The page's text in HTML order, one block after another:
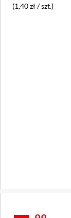
(1,40 zł / szt.)